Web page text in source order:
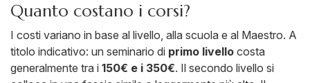
Quanto costano i corsi?
I costi variano in base al livello, alla scuola e al Maestro. A
titolo indicativo: un seminario di primo livello costa
generalmente tra i 150€ e i 350€. Il secondo livello si